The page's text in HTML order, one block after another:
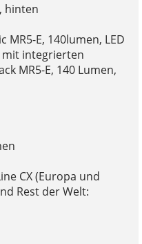
hinten
E, 140lumen, LED
mit integrierten
MR5-E, 140 Lumen,
CX (Europa und
Rest der Welt: